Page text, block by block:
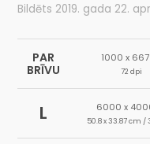
Bildēts 2019. gada 22.
PAR
BRĪVU
1000 x
72 dpi
L 6000 x
50.8 x 33.87 cm /